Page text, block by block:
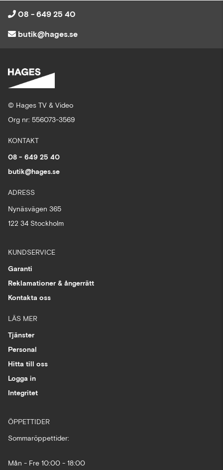
08 - 649 25 40
butik@hages.se
© Hages TV & Video
Org nr: 556073-3569
KONTAKT
08 - 649 25 40
butik@hages.se
ADRESS
Nynäsvägen 365
122 34 Stockholm
KUNDSERVICE
Garanti
Reklamationer & ångerrätt
Kontakta oss
LÄS MER
Tjänster
Personal
Hitta till oss
Logga in
Integritet
ÖPPETTIDER
Sommaröppettider:
Mån - Fre 10:00 - 18:00